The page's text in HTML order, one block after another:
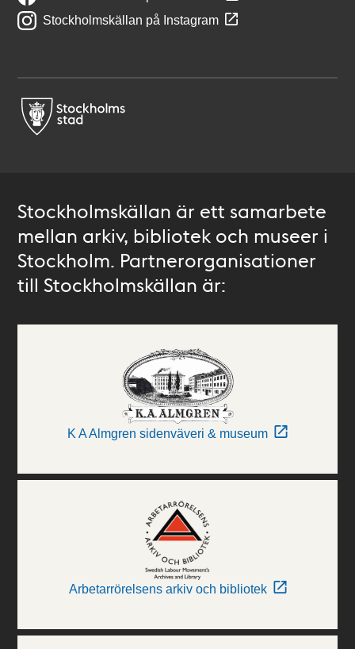
Stockholmskällan på Instagram
Stockholmskällan är ett samarbete
mellan arkiv, bibliotek och museer i
Stockholm. Partnerorganisationer
till Stockholmskällan är:
K A Almgren sidenväveri & museum
Arbetarrörelsens arkiv och bibliotek